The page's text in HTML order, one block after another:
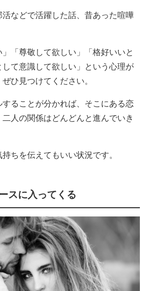
などで活躍した話、昔あった喧嘩
」「尊敬して欲しい」「格好いいと
て意識して欲しい」という心理が
ひ見つけてください。
ることが分かれば、そこにある恋
人の関係はどんどんと進んでいき
ちを伝えてもいい状況です。
スに入ってくる